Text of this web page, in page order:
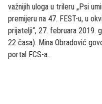
važnijih uloga u trileru „Psi
premijeru na 47. FEST-u, u
prijatelji“, 27. februara 2019.
22 časa). Mina Obradović
portal FCS-a.